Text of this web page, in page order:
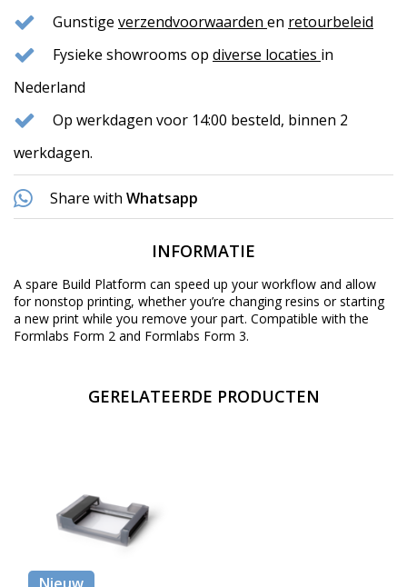
Gunstige verzendvoorwaarden en retourbeleid
Fysieke showrooms op diverse locaties in
Nederland
Op werkdagen voor 14:00 besteld, binnen 2
werkdagen.
Share with Whatsapp
INFORMATIE
A spare Build Platform can speed up your workflow and allow
for nonstop printing, whether you’re changing resins or starting
a new print while you remove your part. Compatible with the
Formlabs Form 2 and Formlabs Form 3.
GERELATEERDE PRODUCTEN